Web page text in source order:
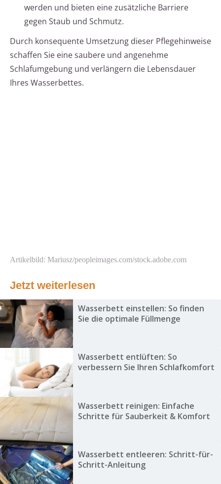
werden und bieten eine zusätzliche Barriere
gegen Staub und Schmutz.
Durch konsequente Umsetzung dieser Pflegehinweise
schaffen Sie eine saubere und angenehme
Schlafumgebung und verlängern die Lebensdauer
Ihres Wasserbettes.
Artikelbild: Mariusz/peopleimages.com/stock.adobe.com
Jetzt weiterlesen
Wasserbett einstellen: So finden
Sie die optimale Füllmenge
Wasserbett entlüften: So
verbessern Sie Ihren Schlafkomfort
Wasserbett reinigen: Einfache
Schritte für Sauberkeit & Komfort
Wasserbett entleeren: Schritt-für-
Schritt-Anleitung